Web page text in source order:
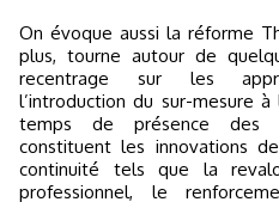
On évoque aussi la réforme
plus, tourne autour de
recentrage sur les
l’introduction du sur-mesure
temps de présence des
constituent les innovations
continuité tels que la
professionnel, le